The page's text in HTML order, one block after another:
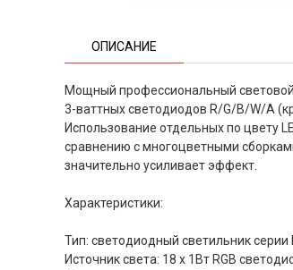
ОПИСАНИЕ
Мощный профессиональный
3-ваттных светодиодов R/G/B/W/A
Использование отдельных по цвету
сравнению с многоцветными
значительно усиливает эффект.
Характеристики:
Тип: светодиодный светильник серии
Источник света: 18 x 1Вт RGB